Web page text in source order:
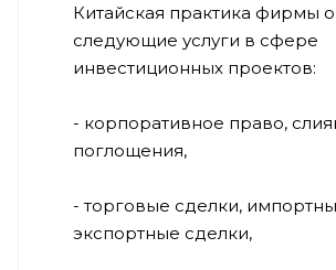
Китайская практика фирмы
следующие услуги в сфере
инвестиционных проектов:
- корпоративное право,
поглощения,
- торговые сделки,
экспортные сделки,